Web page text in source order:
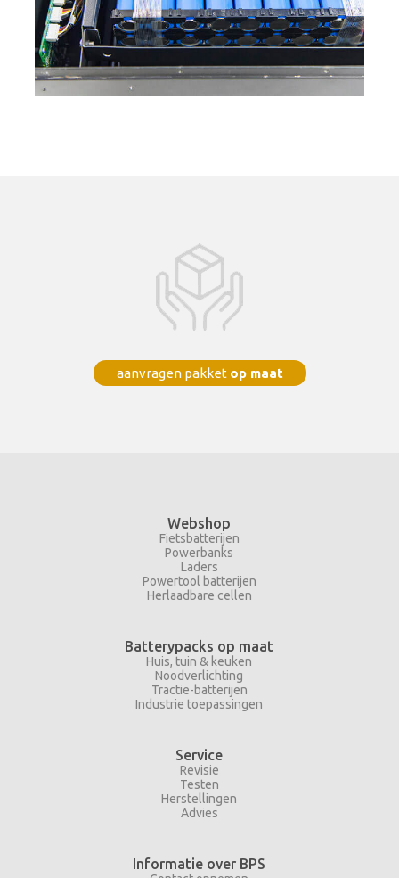
aanvragen pakket op maat
Webshop
Fietsbatterijen
Powerbanks
Laders
Powertool batterijen
Herlaadbare cellen
Batterypacks op maat
Huis, tuin & keuken
Noodverlichting
Tractie-batterijen
Industrie toepassingen
Service
Revisie
Testen
Herstellingen
Advies
Informatie over BPS